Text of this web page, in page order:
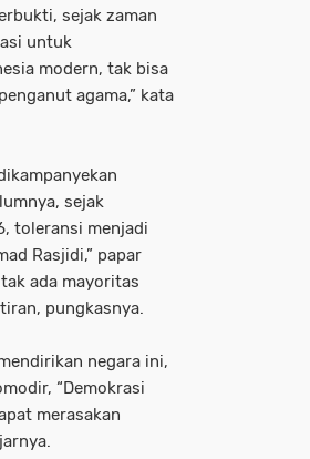
sejak zaman
untuk
modern, tak bisa
agama,” kata
sejak
toleransi menjadi
Rasjidi,” papar
ada mayoritas
pungkasnya.
negara ini,
“Demokrasi
merasakan